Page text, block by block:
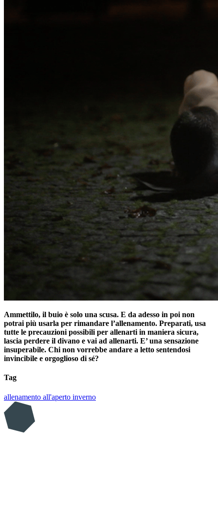
Ammettilo, il buio è solo una scusa. E da adesso in poi non
potrai più usarla per rimandare l’allenamento. Preparati, usa
tutte le precauzioni possibili per allenarti in maniera sicura,
lascia perdere il divano e vai ad allenarti. E’ una sensazione
insuperabile. Chi non vorrebbe andare a letto sentendosi
invincibile e orgoglioso di sé?
Tag
allenamento all'aperto inverno